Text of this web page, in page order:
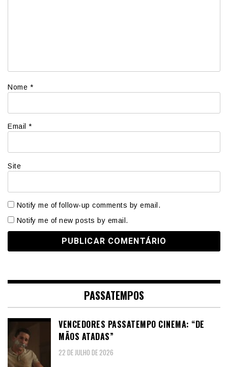
Nome *
Email *
Site
Notify me of follow-up comments by email.
Notify me of new posts by email.
PASSATEMPOS
VENCEDORES PASSATEMPO CINEMA: “DE
MÃOS ATADAS”
22 DE JULHO DE 2026